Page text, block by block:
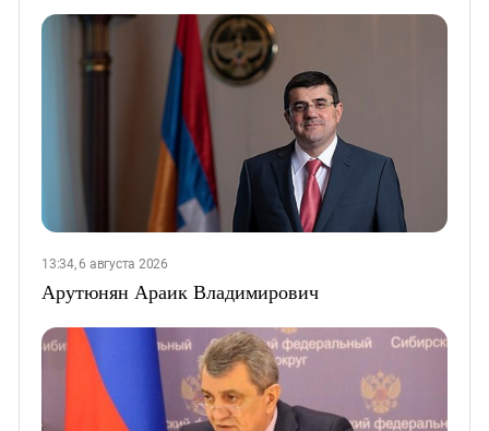
13:34, 6 августа 2026
Арутюнян Араик Владимирович